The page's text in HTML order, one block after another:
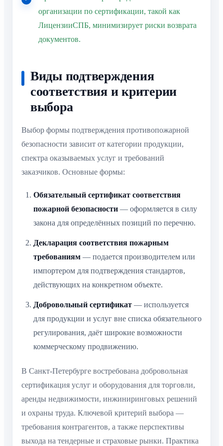
организации по сертификации, такой как
ЛицензииСПБ, минимизирует риски возврата
документов.
Виды подтверждения
соответствия и критерии
выбора
Выбор формы подтверждения противопожарной
безопасности зависит от категории продукции,
спектра оказываемых услуг и требований
заказчиков. Основные формы:
Обязательный сертификат соответствия
пожарной безопасности — оформляется в силу
закона для определённых позиций по перечню.
Декларация соответствия пожарным
требованиям — подается производителем или
импортером для подтверждения стандартов,
действующих на конкретном объекте.
Добровольный сертификат — используется
для продукции и услуг вне списка обязательного
регулирования, даёт широкие возможности
коммерческому продвижению.
В Санкт-Петербурге востребована добровольная
сертификация услуг и оборудования для торговли,
аренды недвижимости, инжиниринговых решений
и охраны труда. Ключевой критерий выбора —
требования контрагентов, а также перспективы
выхода на тендерные и страховые рынки. Практика